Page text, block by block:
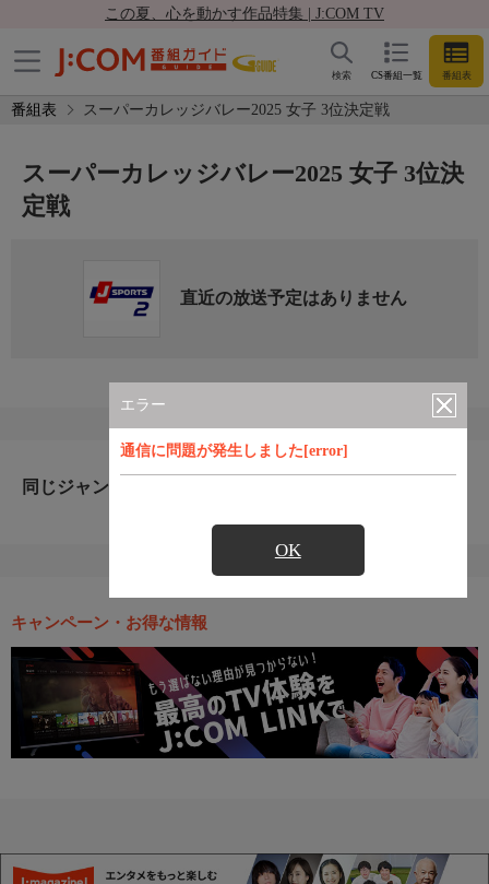
この夏、心を動かす作品特集 | J:COM TV
CS番組一覧 番組表
検索
番組表 スーパーカレッジバレー2025 女子 3位決定戦
エラー
通信に問題が発生しました[error]
OK
スーパーカレッジバレー2025 女子 3位決
定戦
直近の放送予定はありません
同じジャンルのおすすめ番組
キャンペーン・お得な情報